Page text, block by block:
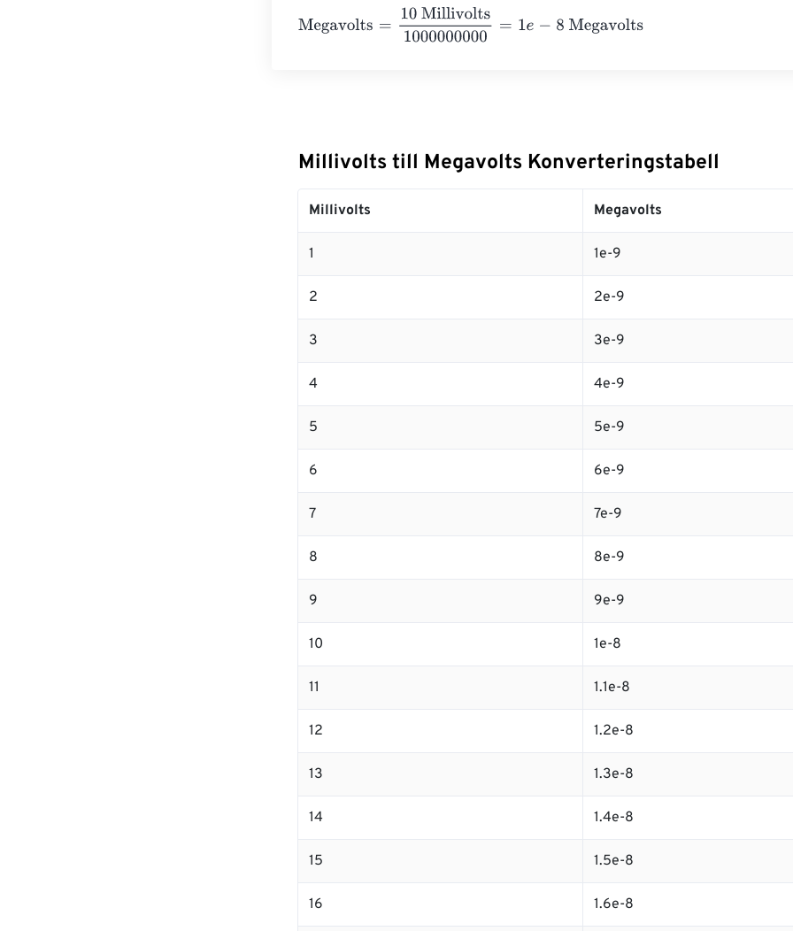
Megavolts
10 Millivolts1000000000 -8 Megavolts
Millivolts till Megavolts Konverteringstabell
Millivolts Megavolts
1 1e-9
2 2e-9
3 3e-9
4 4e-9
5 5e-9
6 6e-9
7 7e-9
8 8e-9
9 9e-9
10 1e-8
11 1.1e-8
12 1.2e-8
13 1.3e-8
14 1.4e-8
15 1.5e-8
16 1.6e-8